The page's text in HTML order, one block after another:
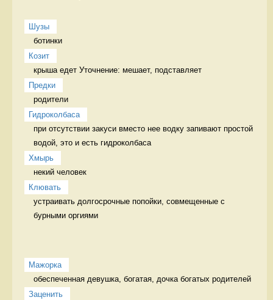
Шузы
ботинки
Козит
Предки
родители
Гидроколбаса
при отсутствии закуси вместо нее водку запивают простой
водой, это и есть гидроколбаса
Хмырь
некий человек
Клювать
устраивать долгосрочные попойки, совмещенные с
бурными оргиями
Мажорка
Заценить